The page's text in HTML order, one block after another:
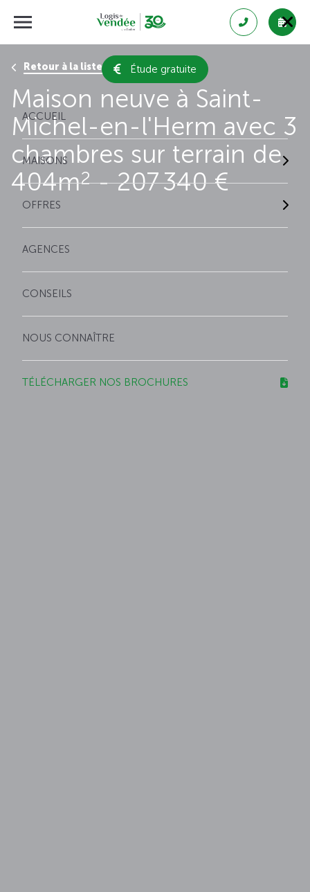
Étude gratuite
ACCUEIL
MAISONS
OFFRES
AGENCES
CONSEILS
NOUS CONNAÎTRE
TÉLÉCHARGER NOS BROCHURES
Retour à la liste des résultats
Maison neuve à Saint-
Michel-en-l'Herm avec 3
chambres sur terrain de
404m2- 207 340 €